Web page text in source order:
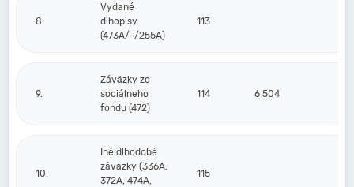
8.
Vydané
dlhopisy
(473A/-/255A)
113
9.
Záväzky zo
sociálneho
fondu (472)
114 6 504
10.
Iné dlhodobé
záväzky (336A,
372A, 474A,
115